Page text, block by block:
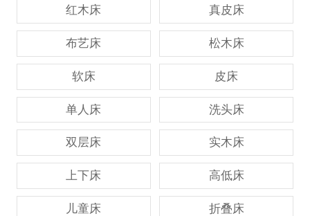
红木床 真皮床
布艺床 松木床
软床 皮床
单人床 洗头床
双层床 实木床
上下床 高低床
儿童床 折叠床